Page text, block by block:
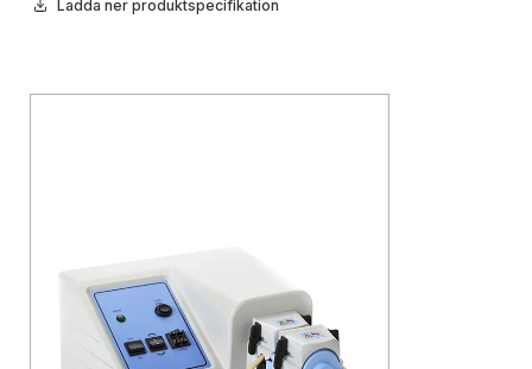
Ladda ner produktspecifikation